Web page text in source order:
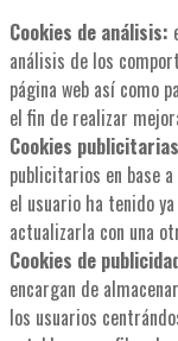
Cookies de análisis:
análisis de los
página web así como
el fin de realizar
Cookies
publicitarios en base
el usuario ha tenido
actualizarla con una
Cookies de
encargan de
los usuarios